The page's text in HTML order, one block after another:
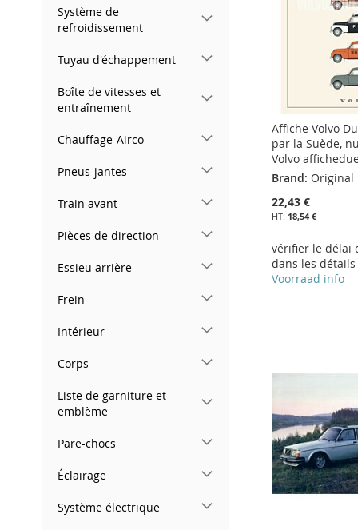
D’ENVIE
Affiche Volvo
par la Suède,
Volvo
Brand: Original
22,43 €
18,54 €
vérifier le délai
dans les
Voorraad info
Ajouter au panier
AJOUTER
À
MA
LISTE
D’ENVIE
AJOUTER
AU
COMPARATEUR
Ajouter au panier
AJOUTER
À
MA
LISTE
D’ENVIE
AJOUTER
AU
COMPARATEUR
Ajouter au panier
AJOUTER
À
MA
LISTE
D’ENVIE
AJOUTER
AU
COMPARATEUR
Ajouter au panier
AJOUTER
À
MA
LISTE
D’ENVIE
AJOUTER
AU
COMPARATEUR
Système de
refroidissement
Tuyau d'échappement
Boîte de vitesses et
entraînement
Chauffage-Airco
Pneus-jantes
Train avant
Pièces de direction
Essieu arrière
Frein
Intérieur
Corps
Liste de garniture et
emblème
Pare-chocs
Éclairage
Système électrique